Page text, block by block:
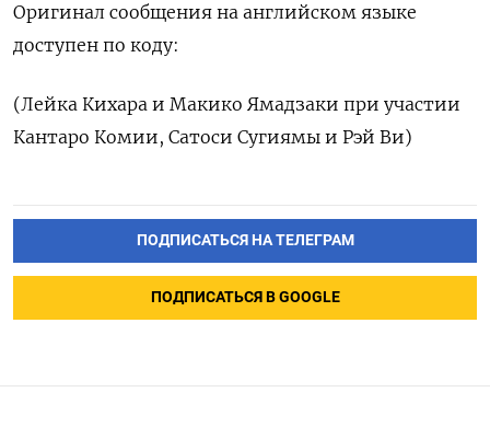
Оригинал сообщения на английском языке
доступен по коду:
(Лейка Кихара и Макико Ямадзаки при участии
Кантаро Комии, Сатоси Сугиямы и Рэй Ви)
ПОДПИСАТЬСЯ НА ТЕЛЕГРАМ
ПОДПИСАТЬСЯ В GOOGLE